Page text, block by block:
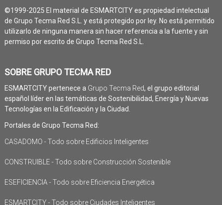
©1999-2025 El material de ESMARTCITY es propiedad intelectual
de Grupo Tecma Red S.L. y está protegido por ley. No está permitido
utilizarlo de ninguna manera sin hacer referencia a la fuente y sin
permiso por escrito de Grupo Tecma Red S.L.
SOBRE GRUPO TECMA RED
ESMARTCITY pertenece a Grupo Tecma Red, el grupo editorial
español líder en las temáticas de Sostenibilidad, Energía y Nuevas
Tecnologías en la Edificación y la Ciudad.
Portales de Grupo Tecma Red:
CASADOMO - Todo sobre Edificios Inteligentes
CONSTRUIBLE - Todo sobre Construcción Sostenible
ESEFICIENCIA - Todo sobre Eficiencia Energética
ESMARTCITY - Todo sobre Ciudades Inteligentes